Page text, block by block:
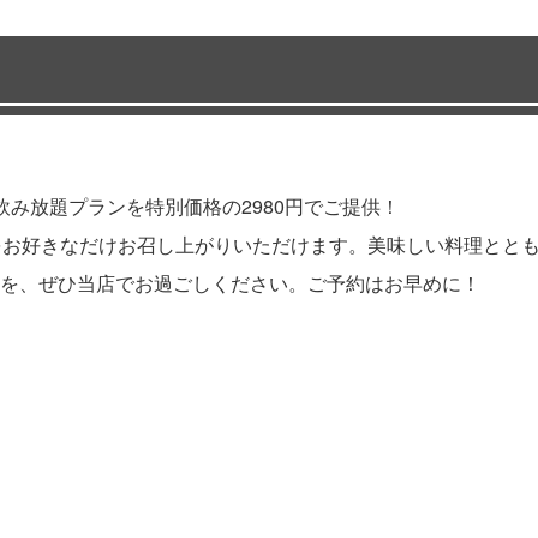
放題プランを特別価格の2980円でご提供！
好きなだけお召し上がりいただけます。美味しい料理とと
ぜひ当店でお過ごしください。ご予約はお早めに！